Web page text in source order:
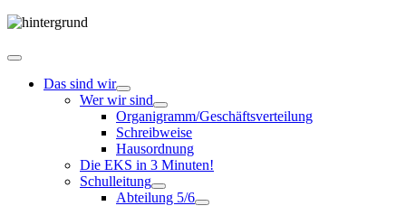
Das sind wir
Wer wir sind
Organigramm/Geschäftsverteilung
Schreibweise
Hausordnung
Die EKS in 3 Minuten!
Schulleitung
Abteilung 5/6